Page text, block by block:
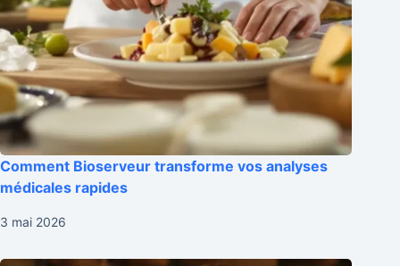
Comment Bioserveur transforme vos analyses
médicales rapides
3 mai 2026